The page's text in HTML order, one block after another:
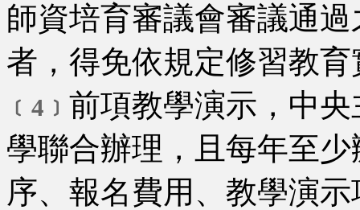
師資培育審議會審議通
者，得免依規定修習教育
﹝4﹞ 前項教學演示，中
學聯合辦理，且每年至
序、報名費用、教學演